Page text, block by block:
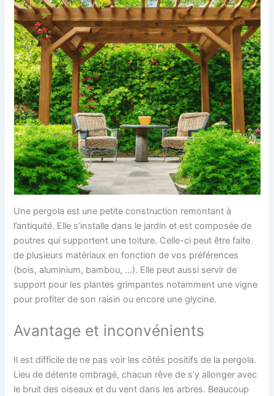
Une pergola est une petite construction remontant à
l’antiquité. Elle s’installe dans le jardin et est composée de
poutres qui supportent une toiture. Celle-ci peut être faite
de plusieurs matériaux en fonction de vos préférences
(bois, aluminium, bambou, …). Elle peut aussi servir de
support pour les plantes grimpantes notamment une vigne
pour profiter de son raisin ou encore une glycine.
Avantage et inconvénients
Il est difficile de ne pas voir les côtés positifs de la pergola.
Lieu de détente ombragé, chacun rêve de s’y allonger avec
le bruit des oiseaux et du vent dans les arbres. Beaucoup